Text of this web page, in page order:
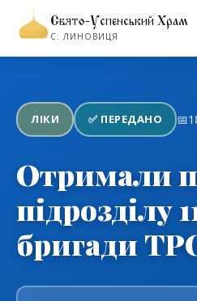
Свято-Успенський Храм
С. ЛИНОВИЦЯ
←Повернутися до розділу
ЛІКИ ✅ ПЕРЕДАНО 📅
Отримали
підрозділу
бригади